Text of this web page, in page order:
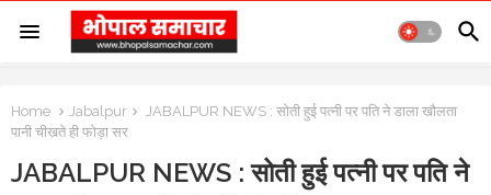
Home Jabalpur
JABALPUR NEWS : सोती हुई पत्नी पर पति ने डाला खौलता
पानी चीखते ही फोड़ा सर
JABALPUR NEWS : सोती हुई पत्नी पर पति ने